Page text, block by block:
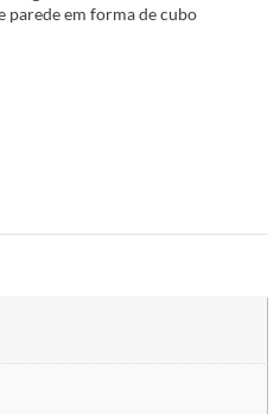
parede em forma de cubo